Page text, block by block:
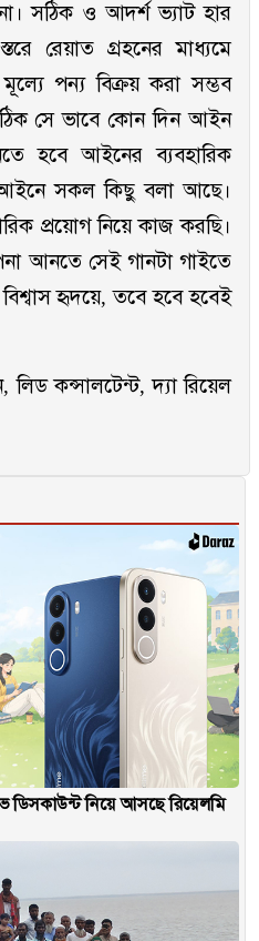
সঠিক ও আদর্শ ভ্যাট হার
রেয়াত গ্রহনের মাধ্যমে
পন্য বিক্রয় করা সম্ভব
সে ভাবে কোন দিন আইন
হবে আইনের ব্যবহারিক
আইনে সকল কিছু বলা আছে।
প্রয়োগ নিয়ে কাজ করছি।
আনতে সেই গানটা গাইতে
হৃদয়ে, তবে হবে হবেই
কন্সালটেন্ট, দ্যা রিয়েল
ডিসকাউন্ট নিয়ে আসছে রিয়েলমি